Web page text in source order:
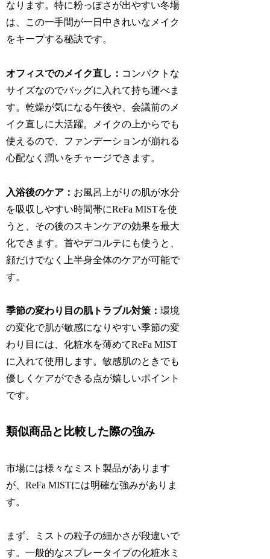
なります。特に粉っぽさが出やすい冬場
は、この一手間が一日中きれいなメイク
をキープする秘訣です。
オフィスでのメイク直し： コンパクトな
サイズなのでバッグに入れて持ち運べま
す。乾燥が気になる午後や、会議前のメ
イク直しに大活躍。メイクの上からでも
使えるので、ファンデーションが崩れる
心配なく潤いをチャージできます。
入浴後のケア： お風呂上がりの肌が水分
を吸収しやすい時間帯にReFa MISTを使
うと、その後のスキンケアの効果を最大
化できます。首やデコルテにも使うと、
顔だけでなく上半身全体のケアが可能で
す。
季節の変わり目の肌トラブル対策：環境
の変化で肌が敏感になりやすい季節の変
わり目には、化粧水を薄めてReFa MIST
に入れて使用します。敏感肌のときでも
優しくケアができる点が嬉しいポイント
です。
類似商品と比較した際の強み
市場には様々なミスト製品があります
が、ReFa MISTには明確な強みがありま
す。
まず、ミストの粒子の細かさが段違いで
す。一般的なスプレータイプの化粧水ミ